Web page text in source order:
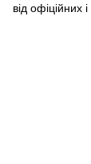
від офіційних